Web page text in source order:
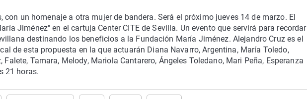
un homenaje a otra mujer de bandera. Será el próximo jueves 14 de marzo. El
Jiménez" en el cartuja Center CITE de Sevilla. Un evento que servirá para recordar
destinando los beneficios a la Fundación María Jiménez. Alejandro Cruz es el
de esta propuesta en la que actuarán Diana Navarro, Argentina, María Toledo,
Tamara, Melody, Mariola Cantarero, Ángeles Toledano, Mari Peña, Esperanza
21 horas.